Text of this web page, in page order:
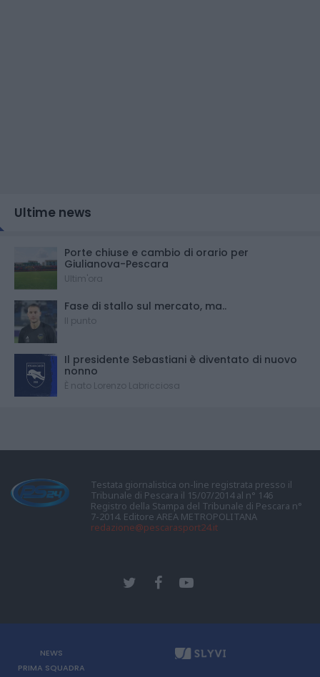
Ultime news
Porte chiuse e cambio di orario per
Giulianova-Pescara
Ultim'ora
Fase di stallo sul mercato, ma..
Il punto
Il presidente Sebastiani è diventato di nuovo
nonno
È nato Lorenzo Labricciosa
Testata giornalistica on-line registrata presso il
Tribunale di Pescara il 15/07/2014 al n° 146
Registro della Stampa del Tribunale di Pescara n°
7-2014. Editore AREA METROPOLITANA
redazione@pescarasport24.it
NEWS
PRIMA SQUADRA